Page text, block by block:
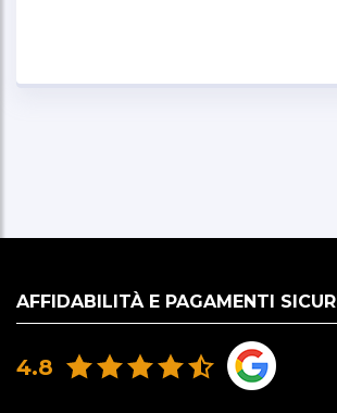
AFFIDABILITÀ E PAGAMENTI SICURI
4.8